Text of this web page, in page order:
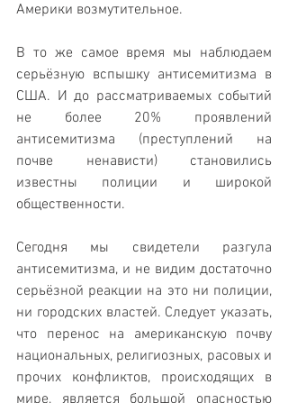
Америки возмутительное.
В то же самое время мы наблюдаем
серьёзную вспышку антисемитизма в
США. И до рассматриваемых событий
не более 20% проявлений
антисемитизма (преступлений на
почве ненависти) становились
известны полиции и широкой
общественности.
Сегодня мы свидетели разгула
антисемитизма, и не видим достаточно
серьёзной реакции на это ни полиции,
ни городских властей. Следует указать,
что перенос на американскую почву
национальных, религиозных, расовых и
прочих конфликтов, происходящих в